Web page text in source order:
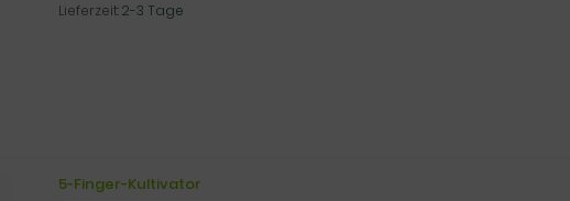
Lieferzeit:2-3 Tage
5-Finger-Kultivator